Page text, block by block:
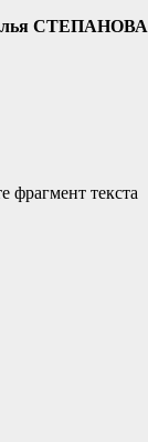
СТЕПАНОВА
текста